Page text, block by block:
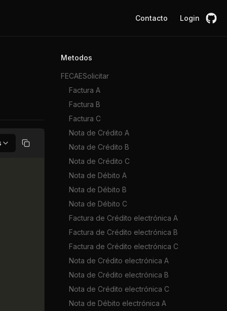
Contacto Login
Copiar
Metodos
FECAESolicitar
Factura A
Factura B
Factura C
Nota de Crédito A
Nota de Crédito B
Nota de Crédito C
Nota de Débito A
Nota de Débito B
Nota de Débito C
Factura de Crédito electrónica A
Factura de Crédito electrónica B
Factura de Crédito electrónica C
Nota de Crédito electrónica A
Nota de Crédito electrónica B
Nota de Crédito electrónica C
Nota de Débito electrónica A